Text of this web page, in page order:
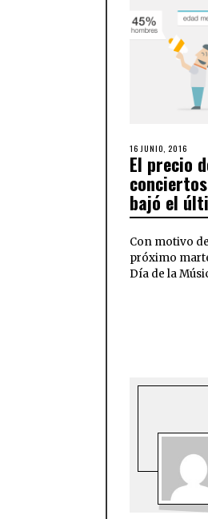
16 JUNIO, 2016
El precio
bajó el
Con motivo
próximo
Día de la